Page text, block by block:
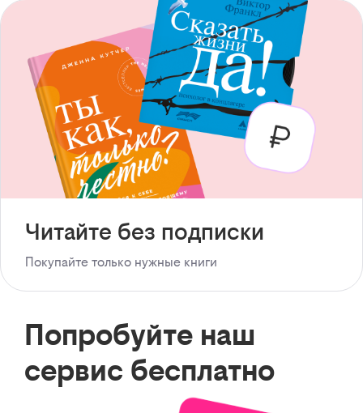
Читайте без подписки
Покупайте только нужные книги
Попробуйте наш
сервис бесплатно